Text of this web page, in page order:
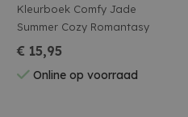
Kleurboek Comfy Jade
Summer Cozy Romantasy
€ 15,95
Online op voorraad